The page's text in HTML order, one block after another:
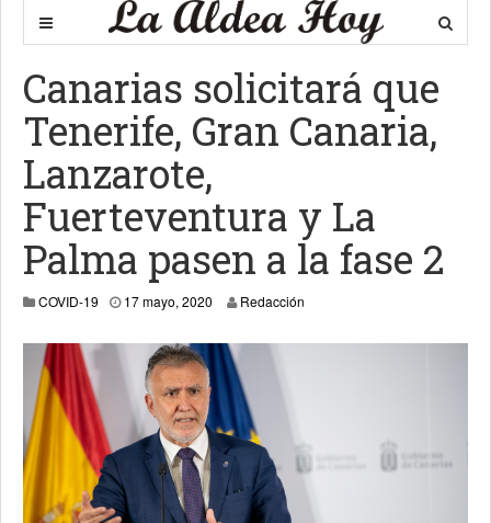
Canarias solicitará que
Tenerife, Gran Canaria,
Lanzarote,
Fuerteventura y La
Palma pasen a la fase 2
COVID-19 17 mayo, 2020 18 mayo, 2020
Redacción